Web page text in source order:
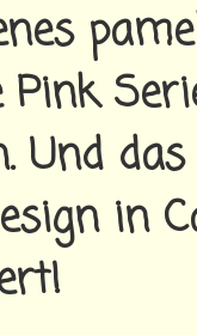
Und
in